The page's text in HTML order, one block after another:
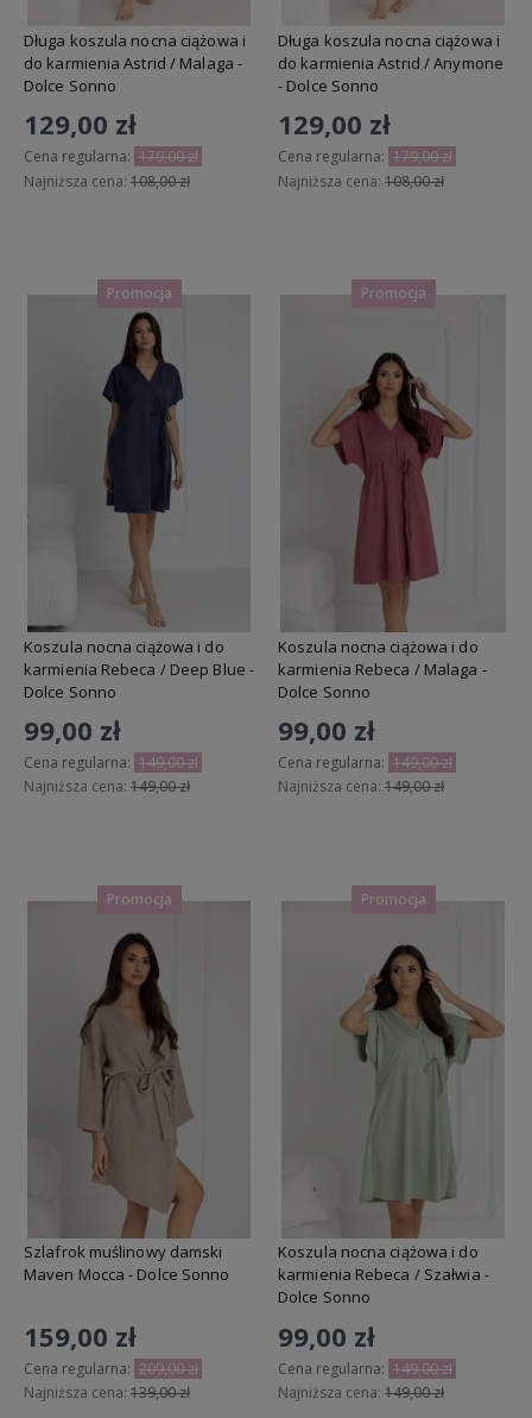
Długa koszula nocna ciążowa i
do karmienia Astrid / Malaga -
Dolce Sonno
129,00 zł
Cena regularna: 179,00 zł
Najniższa cena: 108,00 zł
Długa koszula nocna ciążowa i
do karmienia Astrid / Anymone
- Dolce Sonno
129,00 zł
Cena regularna: 179,00 zł
Najniższa cena: 108,00 zł
Koszula nocna ciążowa i do
karmienia Rebeca / Deep Blue -
Dolce Sonno
99,00 zł
Cena regularna: 149,00 zł
Najniższa cena: 149,00 zł
Promocja
Koszula nocna ciążowa i do
karmienia Rebeca / Malaga -
Dolce Sonno
99,00 zł
Cena regularna: 149,00 zł
Najniższa cena: 149,00 zł
Promocja
Szlafrok muślinowy damski
Maven Mocca - Dolce Sonno
159,00 zł
Cena regularna: 209,00 zł
Najniższa cena: 139,00 zł
Promocja
Koszula nocna ciążowa i do
karmienia Rebeca / Szałwia -
Dolce Sonno
99,00 zł
Cena regularna: 149,00 zł
Najniższa cena: 149,00 zł
Promocja